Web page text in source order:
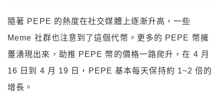
隨著 PEPE 的熱度在社交媒體上逐漸升高，一些
Meme 社群也注意到了這個代幣。更多的 PEPE 幣擁
躉湧現出來，助推 PEPE 幣的價格一路爬升，在 4 月
16 日到 4 月 19 日，PEPE 基本每天保持約 1~2 倍的
增長。